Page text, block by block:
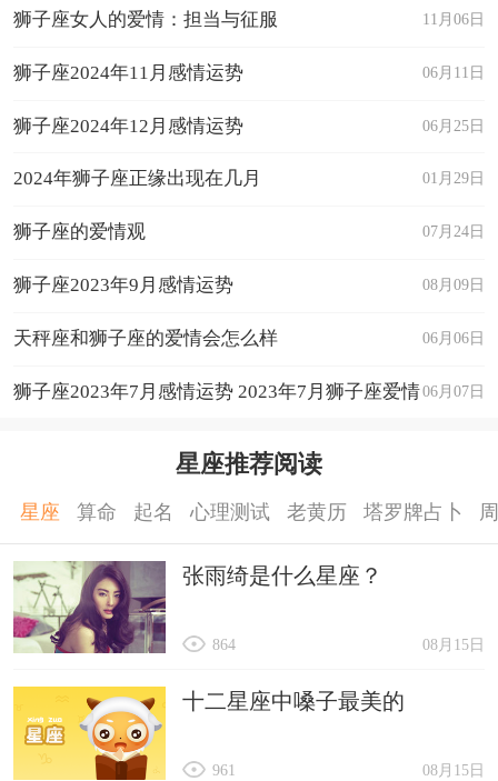
11月06日
狮子座女人的爱情：担当与征服
06月11日
狮子座2024年11月感情运势
06月25日
狮子座2024年12月感情运势
01月29日
2024年狮子座正缘出现在几月
07月24日
狮子座的爱情观
08月09日
狮子座2023年9月感情运势
06月06日
天秤座和狮子座的爱情会怎么样
06月07日
狮子座2023年7月感情运势 2023年7月狮子座爱情
星座推荐阅读
星座 算命 起名 心理测试 老黄历 塔罗牌占卜
张雨绮是什么星座？
08月15日
864
十二星座中嗓子最美的
08月15日
961